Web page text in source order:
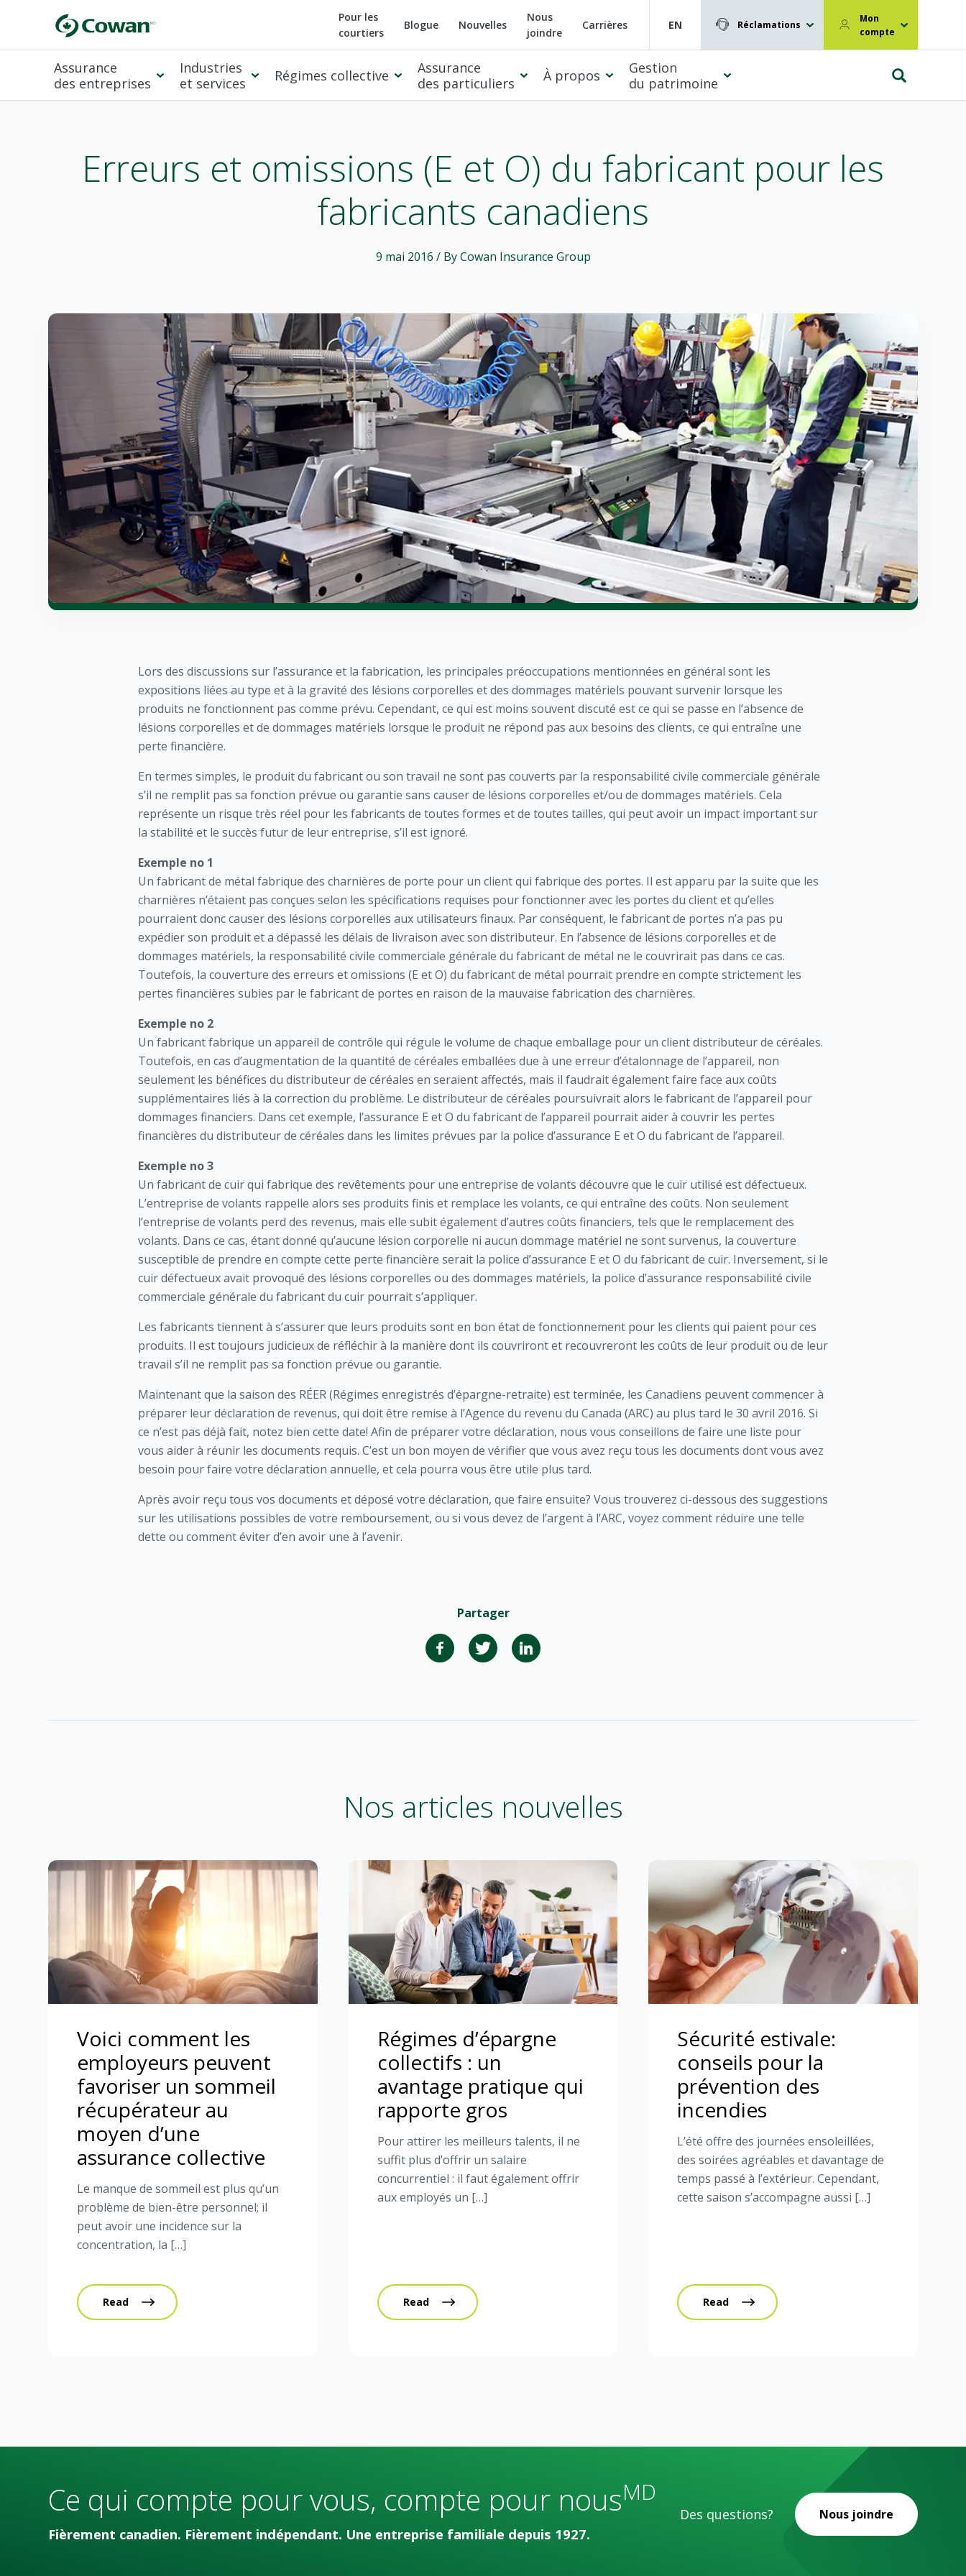
Pour les
courtiers
Blogue Nouvelles
Nous
joindre
Carrières EN Réclamations
Mon
compte
Assurance
des entreprises
Industries
et services
Régimes collective
Assurance
des particuliers
À propos
Gestion
du patrimoine
Erreurs et omissions (E et O) du fabricant pour les
fabricants canadiens
9 mai 2016 / By Cowan Insurance Group
Lors des discussions sur l’assurance et la fabrication, les principales préoccupations mentionnées en général sont les
expositions liées au type et à la gravité des lésions corporelles et des dommages matériels pouvant survenir lorsque les
produits ne fonctionnent pas comme prévu. Cependant, ce qui est moins souvent discuté est ce qui se passe en l’absence de
lésions corporelles et de dommages matériels lorsque le produit ne répond pas aux besoins des clients, ce qui entraîne une
perte financière.
En termes simples, le produit du fabricant ou son travail ne sont pas couverts par la responsabilité civile commerciale générale
s’il ne remplit pas sa fonction prévue ou garantie sans causer de lésions corporelles et/ou de dommages matériels. Cela
représente un risque très réel pour les fabricants de toutes formes et de toutes tailles, qui peut avoir un impact important sur
la stabilité et le succès futur de leur entreprise, s’il est ignoré.
Exemple no 1
Un fabricant de métal fabrique des charnières de porte pour un client qui fabrique des portes. Il est apparu par la suite que les
charnières n’étaient pas conçues selon les spécifications requises pour fonctionner avec les portes du client et qu’elles
pourraient donc causer des lésions corporelles aux utilisateurs finaux. Par conséquent, le fabricant de portes n’a pas pu
expédier son produit et a dépassé les délais de livraison avec son distributeur. En l’absence de lésions corporelles et de
dommages matériels, la responsabilité civile commerciale générale du fabricant de métal ne le couvrirait pas dans ce cas.
Toutefois, la couverture des erreurs et omissions (E et O) du fabricant de métal pourrait prendre en compte strictement les
pertes financières subies par le fabricant de portes en raison de la mauvaise fabrication des charnières.
Exemple no 2
Un fabricant fabrique un appareil de contrôle qui régule le volume de chaque emballage pour un client distributeur de céréales.
Toutefois, en cas d’augmentation de la quantité de céréales emballées due à une erreur d’étalonnage de l’appareil, non
seulement les bénéfices du distributeur de céréales en seraient affectés, mais il faudrait également faire face aux coûts
supplémentaires liés à la correction du problème. Le distributeur de céréales poursuivrait alors le fabricant de l’appareil pour
dommages financiers. Dans cet exemple, l’assurance E et O du fabricant de l’appareil pourrait aider à couvrir les pertes
financières du distributeur de céréales dans les limites prévues par la police d’assurance E et O du fabricant de l’appareil.
Exemple no 3
Un fabricant de cuir qui fabrique des revêtements pour une entreprise de volants découvre que le cuir utilisé est défectueux.
L’entreprise de volants rappelle alors ses produits finis et remplace les volants, ce qui entraîne des coûts. Non seulement
l’entreprise de volants perd des revenus, mais elle subit également d’autres coûts financiers, tels que le remplacement des
volants. Dans ce cas, étant donné qu’aucune lésion corporelle ni aucun dommage matériel ne sont survenus, la couverture
susceptible de prendre en compte cette perte financière serait la police d’assurance E et O du fabricant de cuir. Inversement, si le
cuir défectueux avait provoqué des lésions corporelles ou des dommages matériels, la police d’assurance responsabilité civile
commerciale générale du fabricant du cuir pourrait s’appliquer.
Les fabricants tiennent à s’assurer que leurs produits sont en bon état de fonctionnement pour les clients qui paient pour ces
produits. Il est toujours judicieux de réfléchir à la manière dont ils couvriront et recouvreront les coûts de leur produit ou de leur
travail s’il ne remplit pas sa fonction prévue ou garantie.
Maintenant que la saison des RÉER (Régimes enregistrés d’épargne-retraite) est terminée, les Canadiens peuvent commencer à
préparer leur déclaration de revenus, qui doit être remise à l’Agence du revenu du Canada (ARC) au plus tard le 30 avril 2016. Si
ce n’est pas déjà fait, notez bien cette date! Afin de préparer votre déclaration, nous vous conseillons de faire une liste pour
vous aider à réunir les documents requis. C’est un bon moyen de vérifier que vous avez reçu tous les documents dont vous avez
besoin pour faire votre déclaration annuelle, et cela pourra vous être utile plus tard.
Après avoir reçu tous vos documents et déposé votre déclaration, que faire ensuite? Vous trouverez ci-dessous des suggestions
sur les utilisations possibles de votre remboursement, ou si vous devez de l’argent à l’ARC, voyez comment réduire une telle
dette ou comment éviter d’en avoir une à l’avenir.
Partager
Nos articles nouvelles
Voici comment les
employeurs peuvent
favoriser un sommeil
récupérateur au
moyen d’une
assurance collective
Le manque de sommeil est plus qu’un
problème de bien-être personnel; il
peut avoir une incidence sur la
concentration, la […]
Read
Régimes d’épargne
collectifs : un
avantage pratique qui
rapporte gros
Pour attirer les meilleurs talents, il ne
suffit plus d’offrir un salaire
concurrentiel : il faut également offrir
aux employés un […]
Read
Sécurité estivale:
conseils pour la
prévention des
incendies
L’été offre des journées ensoleillées,
des soirées agréables et davantage de
temps passé à l’extérieur. Cependant,
cette saison s’accompagne aussi […]
Read
Ce qui compte pour vous, compte pour nousMD
Fièrement canadien. Fièrement indépendant. Une entreprise familiale depuis 1927.
Des questions? Nous joindre